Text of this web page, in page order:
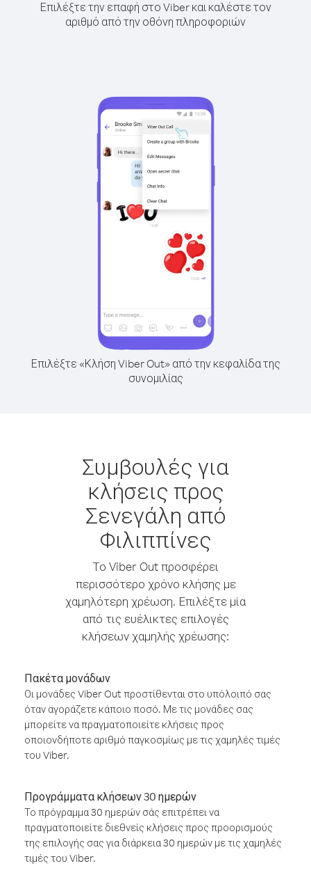
Επιλέξτε την επαφή στο Viber και καλέστε τον
αριθμό από την οθόνη πληροφοριών
Επιλέξτε «Κλήση Viber Out» από την κεφαλίδα της
συνομιλίας
Συμβουλές για
κλήσεις προς
Σενεγάλη από
Φιλιππίνες
Το Viber Out προσφέρει
περισσότερο χρόνο κλήσης με
χαμηλότερη χρέωση. Επιλέξτε μία
από τις ευέλικτες επιλογές
κλήσεων χαμηλής χρέωσης:
Πακέτα μονάδων
Οι μονάδες Viber Out προστίθενται στο υπόλοιπό σας
όταν αγοράζετε κάποιο ποσό. Με τις μονάδες σας
μπορείτε να πραγματοποιείτε κλήσεις προς
οποιονδήποτε αριθμό παγκοσμίως με τις χαμηλές τιμές
του Viber.
Προγράμματα κλήσεων 30 ημερών
Το πρόγραμμα 30 ημερών σάς επιτρέπει να
πραγματοποιείτε διεθνείς κλήσεις προς προορισμούς
της επιλογής σας για διάρκεια 30 ημερών με τις χαμηλές
τιμές του Viber.